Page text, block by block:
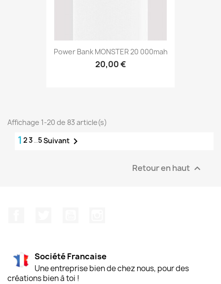
Power Bank MONSTER 20 000mah
20,00 €
Affichage 1-20 de 83 article(s)
1 23…5Suivant 
Retour en haut 
Société Francaise
Une entreprise bien de chez nous, pour des
créations bien à toi !